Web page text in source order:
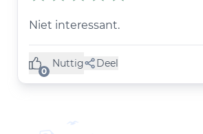
Niet interessant.
0
Nuttig
(0 like) Deel